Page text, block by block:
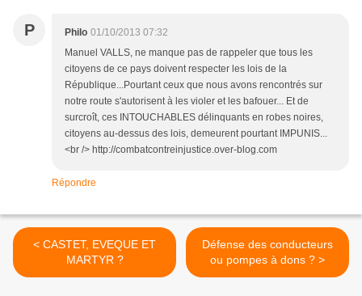
P Philo 01/10/2013 07:32
Manuel VALLS, ne manque pas de rappeler que tous les
citoyens de ce pays doivent respecter les lois de la
République...Pourtant ceux que nous avons rencontrés sur
notre route s'autorisent à les violer et les bafouer... Et de
surcroît, ces INTOUCHABLES délinquants en robes noires,
citoyens au-dessus des lois, demeurent pourtant IMPUNIS...
<br /> http://combatcontreinjustice.over-blog.com
Répondre
< CASTET, EVEQUE ET
MARTYR ?
Défense des conducteurs
ou pompes à dons ? >